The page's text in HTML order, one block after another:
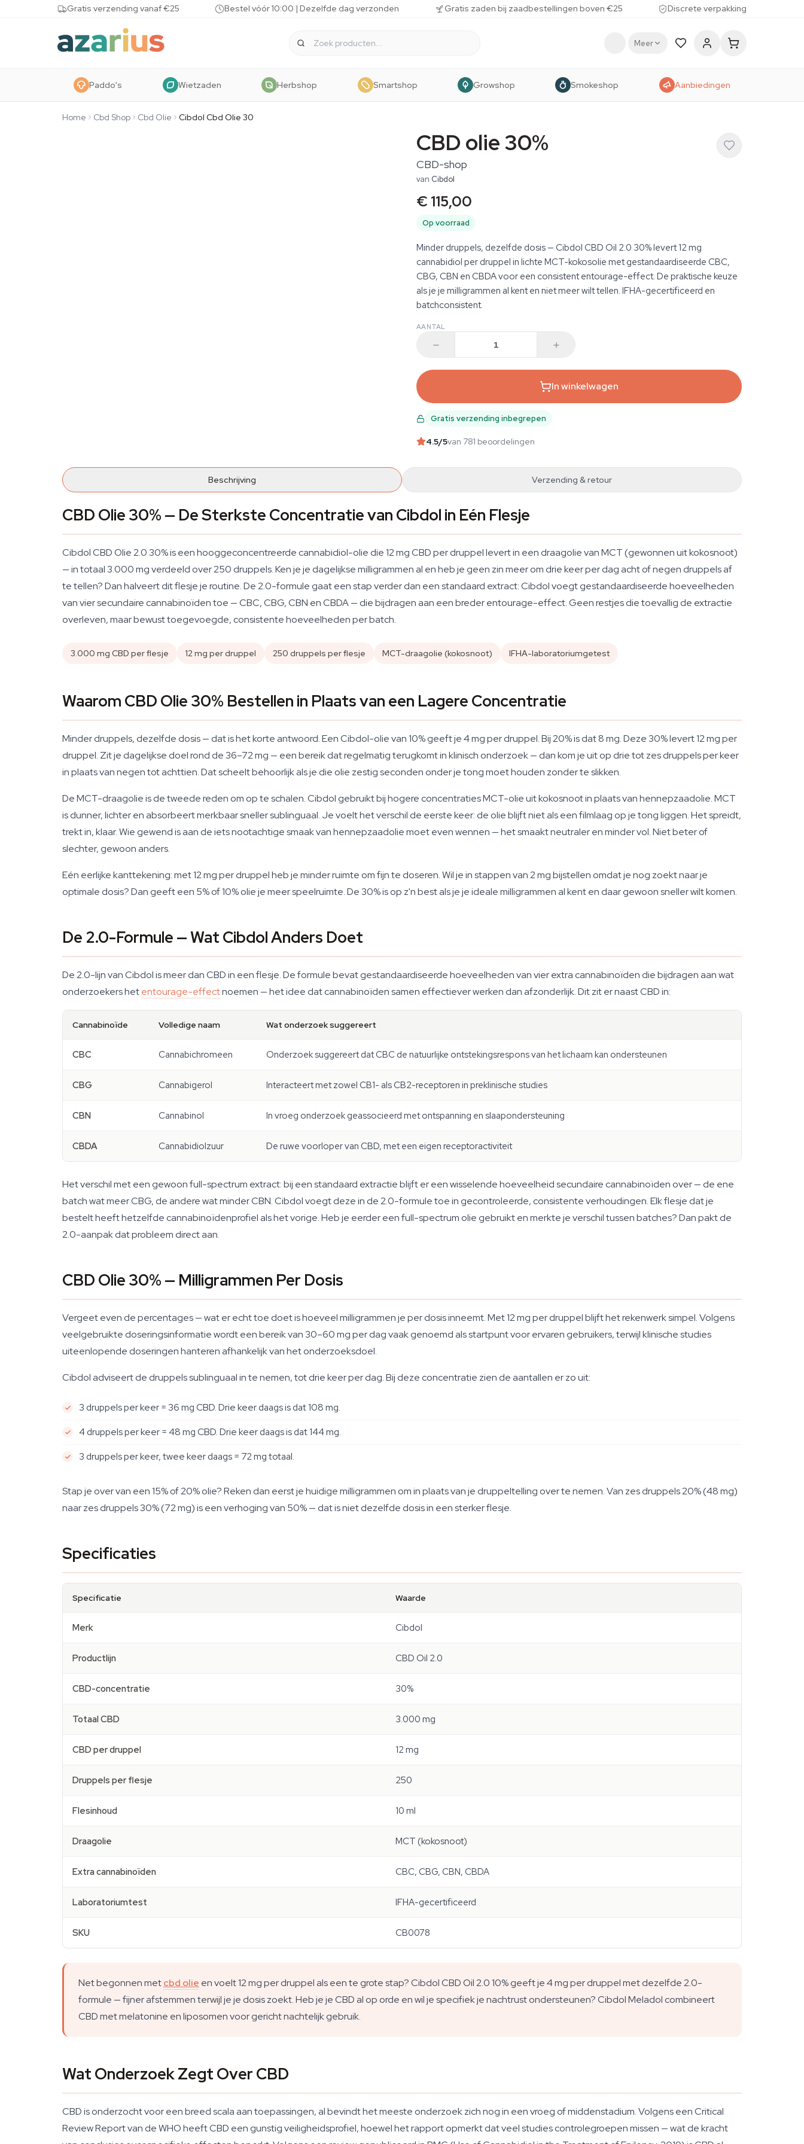
Skip to content Gratis verzending vanaf €25 Bestel vóór 10:00 | Dezelfde dag verzonden Gratis zaden bij zaadbestellingen boven €25 Discrete verpakking
Meer
Paddo's Wietzaden Herbshop Smartshop Growshop Smokeshop Aanbiedingen
Home Cbd Shop Cbd Olie Cibdol Cbd Olie 30
CBD olie 30%
CBD-shop
van Cibdol
€ 115,00
Op voorraad
Minder druppels, dezelfde dosis — Cibdol CBD Oil 2.0 30% levert 12 mg
cannabidiol per druppel in lichte MCT-kokosolie met gestandaardiseerde CBC,
CBG, CBN en CBDA voor een consistent entourage-effect. De praktische keuze
als je je milligrammen al kent en niet meer wilt tellen. IFHA-gecertificeerd en
batchconsistent.
AANTAL
In winkelwagen
Gratis verzending inbegrepen
4.5/5van 781 beoordelingen
Beschrijving Verzending & retour
CBD Olie 30% — De Sterkste Concentratie van Cibdol in Eén Flesje
Cibdol CBD Olie 2.0 30% is een hooggeconcentreerde cannabidiol-olie die 12 mg CBD per druppel levert in een draagolie van MCT (gewonnen uit kokosnoot)
— in totaal 3.000 mg verdeeld over 250 druppels. Ken je je dagelijkse milligrammen al en heb je geen zin meer om drie keer per dag acht of negen druppels af
te tellen? Dan halveert dit flesje je routine. De 2.0-formule gaat een stap verder dan een standaard extract: Cibdol voegt gestandaardiseerde hoeveelheden
van vier secundaire cannabinoïden toe — CBC, CBG, CBN en CBDA — die bijdragen aan een breder entourage-effect. Geen restjes die toevallig de extractie
overleven, maar bewust toegevoegde, consistente hoeveelheden per batch.
3.000 mg CBD per flesje 12 mg per druppel 250 druppels per flesje MCT-draagolie (kokosnoot) IFHA-laboratoriumgetest
Waarom CBD Olie 30% Bestellen in Plaats van een Lagere Concentratie
Minder druppels, dezelfde dosis — dat is het korte antwoord. Een Cibdol-olie van 10% geeft je 4 mg per druppel. Bij 20% is dat 8 mg. Deze 30% levert 12 mg per
druppel. Zit je dagelijkse doel rond de 36–72 mg — een bereik dat regelmatig terugkomt in klinisch onderzoek — dan kom je uit op drie tot zes druppels per keer
in plaats van negen tot achttien. Dat scheelt behoorlijk als je die olie zestig seconden onder je tong moet houden zonder te slikken.
De MCT-draagolie is de tweede reden om op te schalen. Cibdol gebruikt bij hogere concentraties MCT-olie uit kokosnoot in plaats van hennepzaadolie. MCT
is dunner, lichter en absorbeert merkbaar sneller sublinguaal. Je voelt het verschil de eerste keer: de olie blijft niet als een filmlaag op je tong liggen. Het spreidt,
trekt in, klaar. Wie gewend is aan de iets nootachtige smaak van hennepzaadolie moet even wennen — het smaakt neutraler en minder vol. Niet beter of
slechter, gewoon anders.
Eén eerlijke kanttekening: met 12 mg per druppel heb je minder ruimte om fijn te doseren. Wil je in stappen van 2 mg bijstellen omdat je nog zoekt naar je
optimale dosis? Dan geeft een 5% of 10% olie je meer speelruimte. De 30% is op z'n best als je je ideale milligrammen al kent en daar gewoon sneller wilt komen.
De 2.0-Formule — Wat Cibdol Anders Doet
De 2.0-lijn van Cibdol is meer dan CBD in een flesje. De formule bevat gestandaardiseerde hoeveelheden van vier extra cannabinoïden die bijdragen aan wat
onderzoekers hetentourage-effectnoemen — het idee dat cannabinoïden samen effectiever werken dan afzonderlijk. Dit zit er naast CBD in:
Cannabinoïde Volledige naam Wat onderzoek suggereert
CBC Cannabichromeen Onderzoek suggereert dat CBC de natuurlijke ontstekingsrespons van het lichaam kan ondersteunen
CBG Cannabigerol Interacteert met zowel CB1- als CB2-receptoren in preklinische studies
CBN Cannabinol In vroeg onderzoek geassocieerd met ontspanning en slaapondersteuning
CBDA Cannabidiolzuur De ruwe voorloper van CBD, met een eigen receptoractiviteit
Het verschil met een gewoon full-spectrum extract: bij een standaard extractie blijft er een wisselende hoeveelheid secundaire cannabinoïden over — de ene
batch wat meer CBG, de andere wat minder CBN. Cibdol voegt deze in de 2.0-formule toe in gecontroleerde, consistente verhoudingen. Elk flesje dat je
bestelt heeft hetzelfde cannabinoïdenprofiel als het vorige. Heb je eerder een full-spectrum olie gebruikt en merkte je verschil tussen batches? Dan pakt de
2.0-aanpak dat probleem direct aan.
CBD Olie 30% — Milligrammen Per Dosis
Vergeet even de percentages — wat er echt toe doet is hoeveel milligrammen je per dosis inneemt. Met 12 mg per druppel blijft het rekenwerk simpel. Volgens
veelgebruikte doseringsinformatie wordt een bereik van 30–60 mg per dag vaak genoemd als startpunt voor ervaren gebruikers, terwijl klinische studies
uiteenlopende doseringen hanteren afhankelijk van het onderzoeksdoel.
Cibdol adviseert de druppels sublinguaal in te nemen, tot drie keer per dag. Bij deze concentratie zien de aantallen er zo uit:
3 druppels per keer = 36 mg CBD. Drie keer daags is dat 108 mg.
4 druppels per keer = 48 mg CBD. Drie keer daags is dat 144 mg.
3 druppels per keer, twee keer daags = 72 mg totaal.
Stap je over van een 15% of 20% olie? Reken dan eerst je huidige milligrammen om in plaats van je druppeltelling over te nemen. Van zes druppels 20% (48 mg)
naar zes druppels 30% (72 mg) is een verhoging van 50% — dat is niet dezelfde dosis in een sterker flesje.
Specificaties
Specificatie Waarde
Merk Cibdol
Productlijn CBD Oil 2.0
CBD-concentratie 30%
Totaal CBD 3.000 mg
CBD per druppel 12 mg
Druppels per flesje 250
Flesinhoud 10 ml
Draagolie MCT (kokosnoot)
Extra cannabinoïden CBC, CBG, CBN, CBDA
Laboratoriumtest IFHA-gecertificeerd
SKU CB0078
Net begonnen metcbd olie en voelt 12 mg per druppel als een te grote stap? Cibdol CBD Oil 2.0 10% geeft je 4 mg per druppel met dezelfde 2.0-
formule — fijner afstemmen terwijl je je dosis zoekt. Heb je je CBD al op orde en wil je specifiek je nachtrust ondersteunen? Cibdol Meladol combineert
CBD met melatonine en liposomen voor gericht nachtelijk gebruik.
Wat Onderzoek Zegt Over CBD
CBD is onderzocht voor een breed scala aan toepassingen, al bevindt het meeste onderzoek zich nog in een vroeg of middenstadium. Volgens een Critical
Review Report van de WHO heeft CBD een gunstig veiligheidsprofiel, hoewel het rapport opmerkt dat veel studies controlegroepen missen — wat de kracht